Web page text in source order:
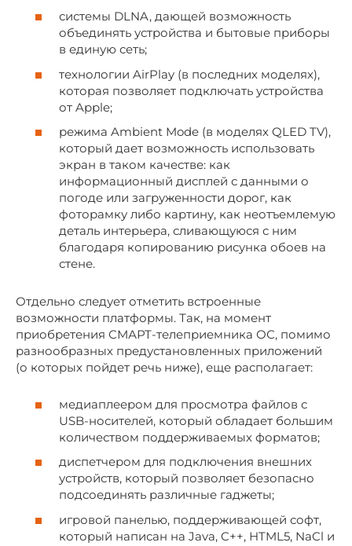
системы DLNA, дающей возможность
объединять устройства и бытовые приборы
в единую сеть;
технологии AirPlay (в последних моделях),
которая позволяет подключать устройства
от Apple;
режима Ambient Mode (в моделях QLED TV),
который дает возможность использовать
экран в таком качестве: как
информационный дисплей с данными о
погоде или загруженности дорог, как
фоторамку либо картину, как неотъемлемую
деталь интерьера, сливающуюся с ним
благодаря копированию рисунка обоев на
стене.
Отдельно следует отметить встроенные
возможности платформы. Так, на момент
приобретения СМАРТ-телеприемника ОС, помимо
разнообразных предустановленных приложений
(о которых пойдет речь ниже), еще располагает:
медиаплеером для просмотра файлов с
USB-носителей, который обладает большим
количеством поддерживаемых форматов;
диспетчером для подключения внешних
устройств, который позволяет безопасно
подсоединять различные гаджеты;
игровой панелью, поддерживающей софт,
который написан на Java, C++, HTML5, NaCl и